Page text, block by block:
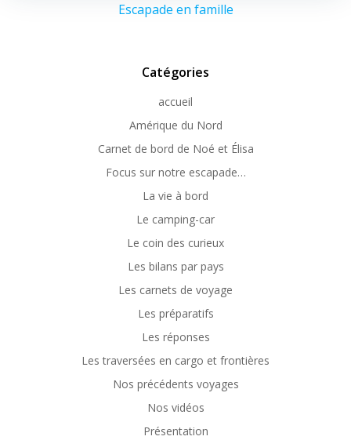
Escapade en famille
Catégories
accueil
Amérique du Nord
Carnet de bord de Noé et Élisa
Focus sur notre escapade…
La vie à bord
Le camping-car
Le coin des curieux
Les bilans par pays
Les carnets de voyage
Les préparatifs
Les réponses
Les traversées en cargo et frontières
Nos précédents voyages
Nos vidéos
Présentation